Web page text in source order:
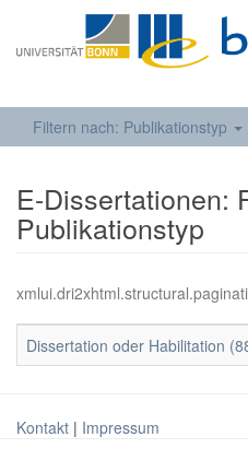
Filtern nach: Publikationstyp
E-Dissertationen:
Publikationstyp
Dissertation oder Habilitation
Kontakt | Impressum